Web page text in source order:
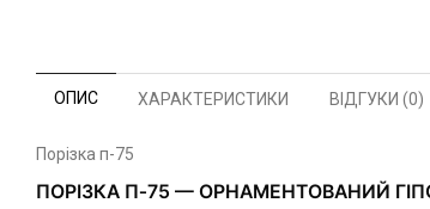
ОПИС ХАРАКТЕРИСТИКИ ВІДГУКИ (0)
Порізка п-75
ПОРІЗКА П‑75 — ОРНАМЕНТОВАНИЙ